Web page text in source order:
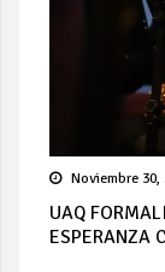
Noviembre 30,
UAQ
ESPERANZA